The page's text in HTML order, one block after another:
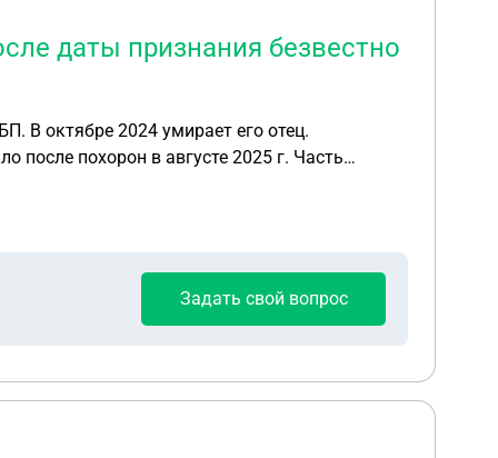
даты признания безвестно
В октябре 2024 умирает его отец.
похорон в августе 2025 г. Часть
Задать свой вопрос